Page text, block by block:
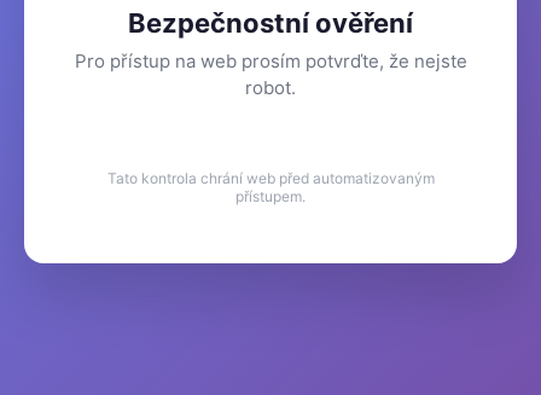
Bezpečnostní ověření
Pro přístup na web prosím potvrďte, že nejste
robot.
Tato kontrola chrání web před automatizovaným
přístupem.